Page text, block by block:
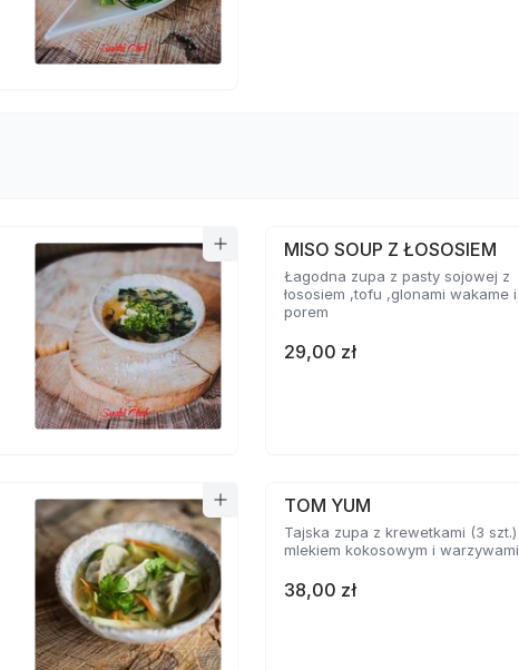
MISO SOUP Z ŁOSOSIEM
Łagodna zupa z pasty sojowej z
łososiem ,tofu ,glonami wakame i
porem
29,00 zł
TOM YUM
Tajska zupa z krewetkami (3 szt.)
mlekiem kokosowym i warzywami
38,00 zł